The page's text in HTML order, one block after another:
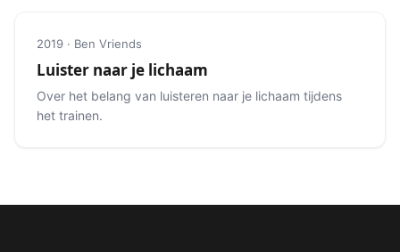
2019 · Ben Vriends
Luister naar je lichaam
Over het belang van luisteren naar je lichaam tijdens
het trainen.